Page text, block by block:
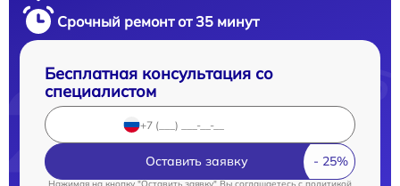
Срочный ремонт от 35 минут
Бесплатная консультация со
специалистом
Оставить заявку